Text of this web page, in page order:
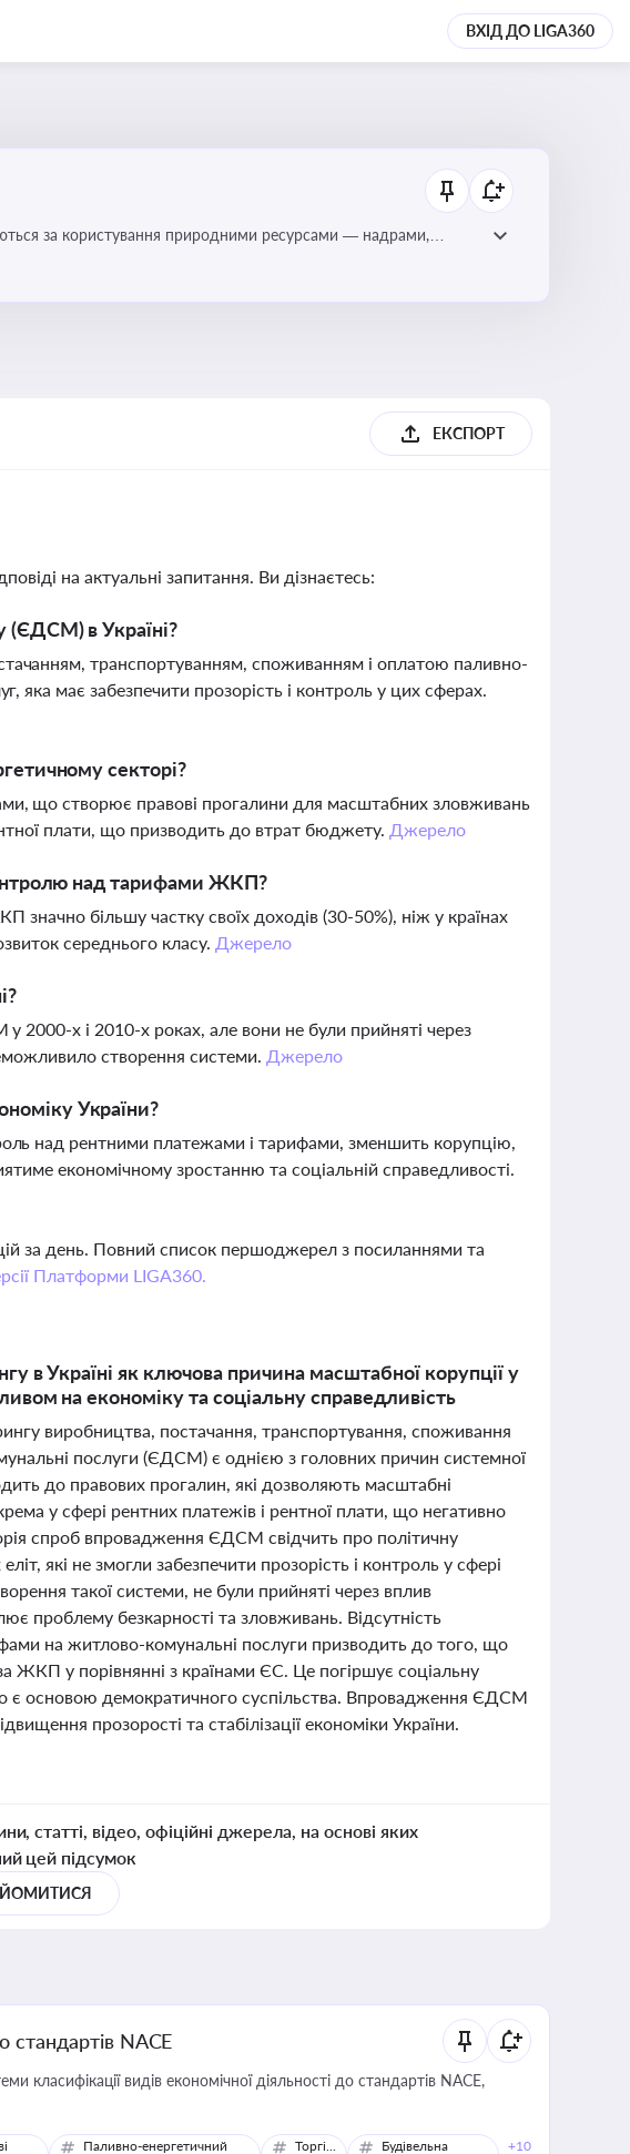
ВХІД ДО LIGA360
за користування природними ресурсами — надрами,
ЕКСПОРТ
на актуальні запитання. Ви дізнаєтесь:
(ЄДСМ) в Україні?
транспортуванням, споживанням і оплатою паливно-
яка має забезпечити прозорість і контроль у цих сферах.
секторі?
що створює правові прогалини для масштабних зловживань
плати, що призводить до втрат бюджету. Джерело
над тарифами ЖКП?
значно більшу частку своїх доходів (30-50%), ніж у країнах
середнього класу. Джерело
2000-х і 2010-х роках, але вони не були прийняті через
створення системи. Джерело
України?
над рентними платежами і тарифами, зменшить корупцію,
економічному зростанню та соціальній справедливості.
за день. Повний список першоджерел з посиланнями та
Платформи LIGA360.
в Україні як ключова причина масштабної корупції у
на економіку та соціальну справедливість
виробництва, постачання, транспортування, споживання
послуги (ЄДСМ) є однією з головних причин системної
до правових прогалин, які дозволяють масштабні
у сфері рентних платежів і рентної плати, що негативно
спроб впровадження ЄДСМ свідчить про політичну
які не змогли забезпечити прозорість і контроль у сфері
такої системи, не були прийняті через вплив
проблему безкарності та зловживань. Відсутність
на житлово-комунальні послуги призводить до того, що
ЖКП у порівнянні з країнами ЄС. Це погіршує соціальну
є основою демократичного суспільства. Впровадження ЄДСМ
прозорості та стабілізації економіки України.
статті, відео, офіційні джерела, на основі яких
цей підсумок
стандартів NACE
класифікації видів економічної діяльності до стандартів NACE,
Паливно-енергетичний
Торгівля
Будівельна
+10